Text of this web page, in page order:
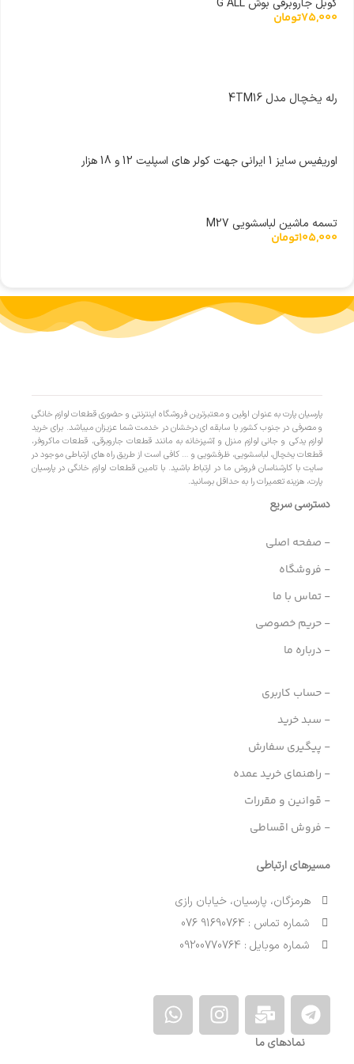
75,000تومان
رله یخچال مدل 4TM16
اوریفیس سایز 1 ایرانی جهت کولر های اسپلیت 12 و 18 هزار
تسمه ماشین لباسشویی M27
105,000تومان
پارسیان پارت به عنوان اولین و معتبرترین فروشگاه اینترنتی و حضوری قطعات لوازم خانگی
و مصرفی در جنوب کشور با سابقه ای درخشان در خدمت شما عزیزان میباشد. برای خرید
لوازم یدکی و جانی لوازم منزل و آشپزخانه به مانند قطعات جاروبرقی، قطعات ماکروفر،
قطعات یخچال، لباسشویی، ظرفشویی و … کافی است از طریق راه های ارتباطی موجود در
سایت با کارشناسان فروش ما در ارتباط باشید. با تامین قطعات لوازم خانگی در پارسیان
پارت، هزینه تعمیرات را به حداقل برسانید.
دسترسی سریع
- صفحه اصلی
- فروشگاه
- تماس با ما
- حریم خصوصی
- درباره ما
- حساب کاربری
- سبد خرید
- پیگیری سفارش
- راهنمای خرید عمده
- قوانین و مقررات
- فروش اقساطی
مسیرهای ارتباطی
هرمزگان، پارسیان، خیابان رازی
شماره تماس : 91690764 076
شماره موبایل : 09200770764
نمادهای ما